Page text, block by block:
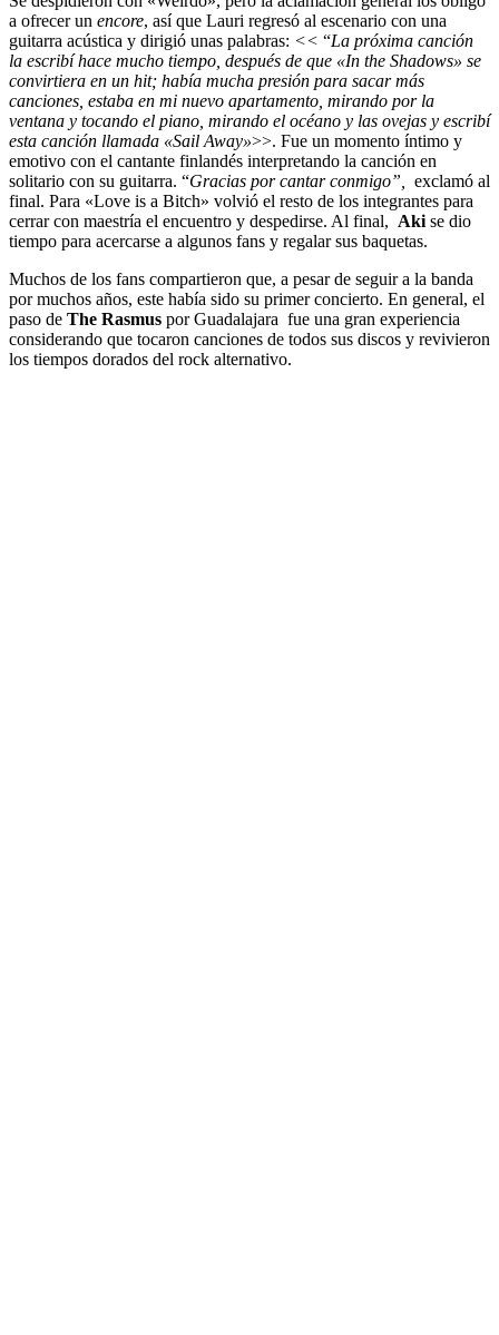
a ofrecer un encore, así que Lauri regresó al escenario con una
guitarra acústica y dirigió unas palabras: << “La próxima canción
la escribí hace mucho tiempo, después de que «In the Shadows» se
convirtiera en un hit; había mucha presión para sacar más
canciones, estaba en mi nuevo apartamento, mirando por la
ventana y tocando el piano, mirando el océano y las ovejas y escribí
esta canción llamada «Sail Away»>>. Fue un momento íntimo y
emotivo con el cantante finlandés interpretando la canción en
solitario con su guitarra. “Gracias por cantar conmigo”,
exclamó al
final. Para «Love is a Bitch» volvió el resto de los integrantes para
cerrar con maestría el encuentro y despedirse. Al final, Aki se dio
tiempo para acercarse a algunos fans y regalar sus baquetas.
Muchos de los fans compartieron que, a pesar de seguir a la banda
por muchos años, este había sido su primer concierto. En general, el
paso de The Rasmus por Guadalajara fue una gran experiencia
considerando que tocaron canciones de todos sus discos y revivieron
los tiempos dorados del rock alternativo.